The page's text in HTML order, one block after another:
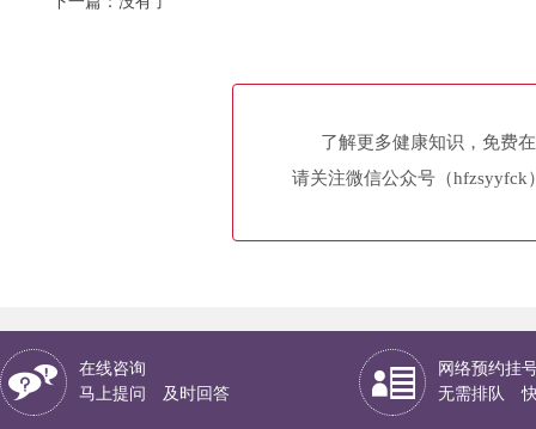
了解更多健康知识，免费
请关注微信公众号（hfzsyyfck
在线咨询
马上提问 及时回答
网络预约挂
无需排队